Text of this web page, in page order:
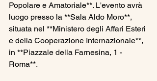
Popolare e Amatoriale**. L'evento avrà
luogo presso la **Sala Aldo Moro**,
situata nel **Ministero degli Affari Esteri
e della Cooperazione Internazionale**,
in **Piazzale della Farnesina, 1 -
Roma**.